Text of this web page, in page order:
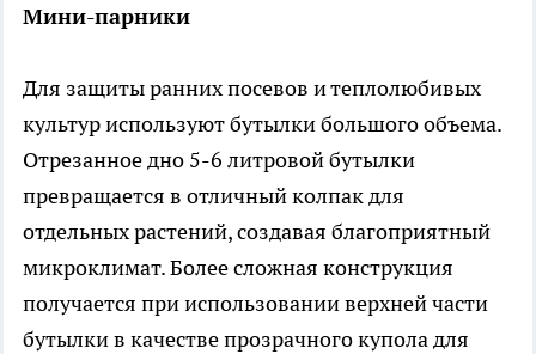
Мини-парники
Для защиты ранних посевов и теплолюбивых
культур используют бутылки большого объема.
Отрезанное дно 5-6 литровой бутылки
превращается в отличный колпак для
отдельных растений, создавая благоприятный
микроклимат. Более сложная конструкция
получается при использовании верхней части
бутылки в качестве прозрачного купола для